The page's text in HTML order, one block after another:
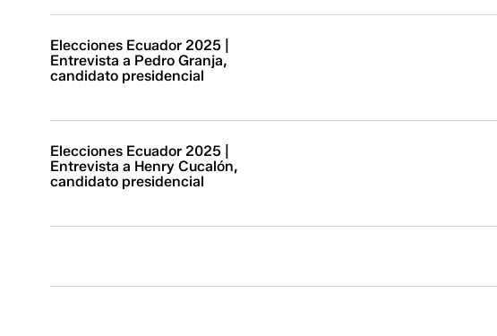
Elecciones Ecuador 2025 |
Entrevista a Pedro Granja,
candidato presidencial
Elecciones Ecuador 2025 |
Entrevista a Henry Cucalón,
candidato presidencial